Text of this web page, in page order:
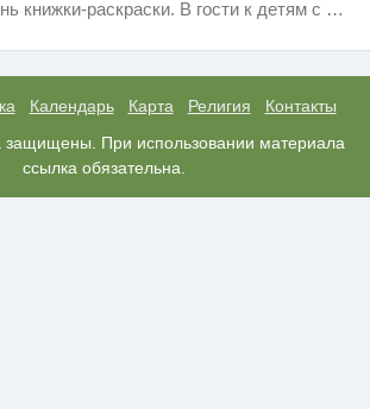
книжки-раскраски. В гости к детям с …
Календарь Карта Религия
Контакты
защищены. При использовании материала
ссылка обязательна.
Пересмотрела 10 раз
i
длится пару секунд, но
в шоке от увиденного